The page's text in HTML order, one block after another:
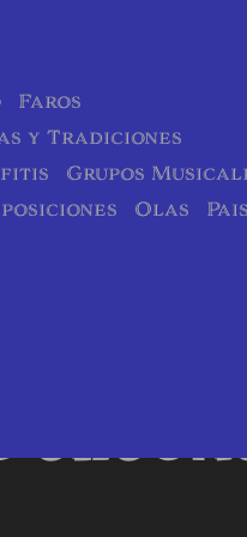
Faros
y Tradiciones
Grupos
Olas